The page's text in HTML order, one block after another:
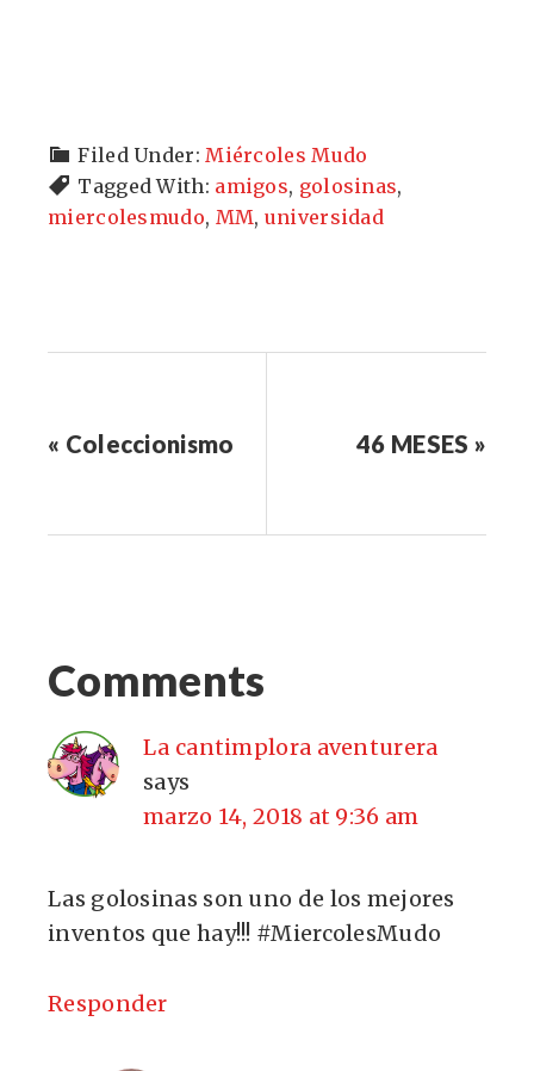
Filed Under:Miércoles Mudo
Tagged With: amigos, golosinas,
miercolesmudo, MM, universidad
« Coleccionismo 46 MESES »
Comments
La cantimplora aventurera
says
marzo 14, 2018 at 9:36 am
Las golosinas son uno de los mejores
inventos que hay!!! #MiercolesMudo
Responder